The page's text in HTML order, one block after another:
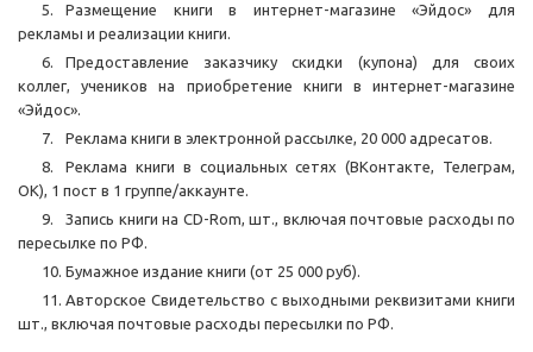
Размещение книги в интернет-магазине «Эйдос» для
рекламы и реализации книги.
Предоставление заказчику скидки (купона) для своих
коллег, учеников на приобретение книги в интернет-магазине
«Эйдос».
Реклама книги в электронной рассылке, 20 000 адресатов.
Реклама книги в социальных сетях (ВКонтакте, Телеграм,
ОК), 1 пост в 1 группе/аккаунте.
Запись книги на CD-Rom, шт., включая почтовые расходы по
пересылке по РФ.
Бумажное издание книги (от 25 000 руб).
Авторское Свидетельство с выходными реквизитами книги
шт., включая почтовые расходы пересылки по РФ.